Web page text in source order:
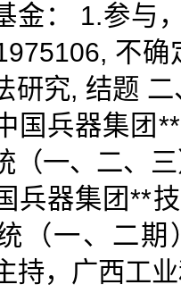
金： 1.参与
不
研究, 结题
国兵器集团
（一、二、
兵器集团**
（一、二
持，广西工